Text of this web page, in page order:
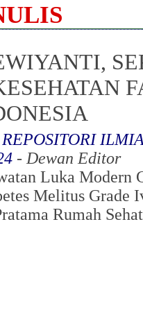
- Dewan Editor
Luka Modern
Melitus Grade
Rumah